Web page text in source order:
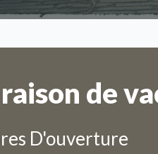
de
D'ouverture